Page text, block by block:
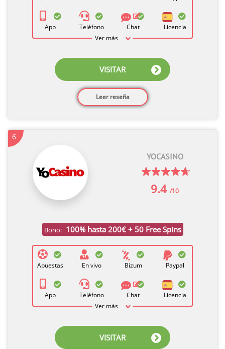
Ver más
App Teléfono Chat Licencia
VISITAR
Leer reseña
6
YOCASINO
9.4 /10
Bono: 100% hasta 200€ + 50 Free Spins
Ver más
Apuestas En vivo Bizum Paypal
App Teléfono Chat Licencia
VISITAR